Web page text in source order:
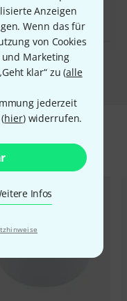
Anzeigen
Wenn das für
von Cookies
Marketing
klar“ zu (alle
jederzeit
hier) widerrufen.
Infos
119 €
Artikel